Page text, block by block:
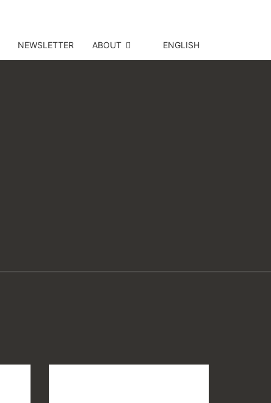
NEWSLETTER ABOUT ENGLISH